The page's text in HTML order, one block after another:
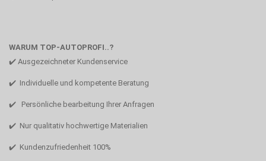
WARUM TOP-AUTOPROFI..?
✔️ Ausgezeichneter Kundenservice
✔️ Individuelle und kompetente Beratung
✔️ Persönliche bearbeitung Ihrer Anfragen
✔️ Nur qualitativ hochwertige Materialien
✔️ Kundenzufriedenheit 100%